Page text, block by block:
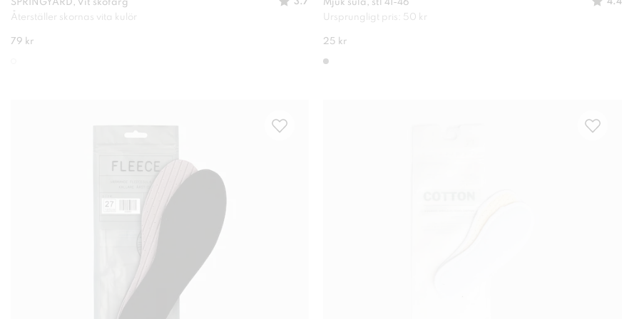
SPRINGYARD, Vit skofärg
Återställer skornas vita kulör
79 kr
Mjuk sula, stl 41-46
Ursprungligt pris: 50 kr
25 kr